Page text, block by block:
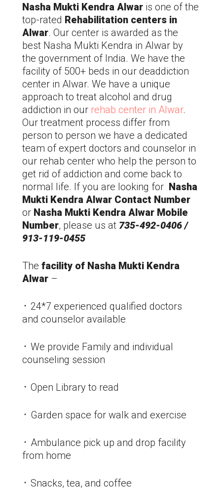
Nasha Mukti Kendra Alwar is one of the
top-rated Rehabilitation centers in
Alwar. Our center is awarded as the
best Nasha Mukti Kendra in Alwar by
the government of India. We have the
facility of 500+ beds in our deaddiction
center in Alwar. We have a unique
approach to treat alcohol and drug
addiction in our rehab center in Alwar.
Our treatment process differ from
person to person we have a dedicated
team of expert doctors and counselor in
our rehab center who help the person to
get rid of addiction and come back to
normal life. If you are looking for Nasha
Mukti Kendra Alwar Contact Number
or Nasha Mukti Kendra Alwar Mobile
Number, please us at 735-492-0406 /
913-119-0455
The facility of Nasha Mukti Kendra
Alwar –
᛫ 24*7 experienced qualified doctors
and counselor available
᛫ We provide Family and individual
counseling session
᛫ Open Library to read
᛫ Garden space for walk and exercise
᛫ Ambulance pick up and drop facility
from home
᛫ Snacks, tea, and coffee